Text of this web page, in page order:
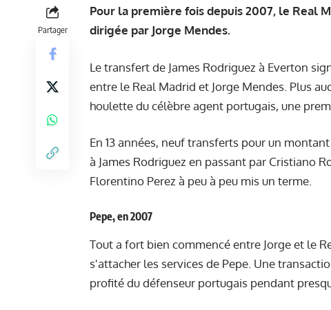
Partager
Pour la première fois depuis 2007, le Real
dirigée par Jorge Mendes.
Le transfert de James Rodriguez à Everton
entre le Real Madrid et Jorge Mendes. Plus
houlette du célèbre agent portugais, une
En 13 années, neuf transferts pour un
à James Rodriguez en passant par Cristiano
Florentino Perez à peu à peu mis un terme.
Pepe, en 2007
Tout a fort bien commencé entre Jorge et le
s'attacher les services de Pepe. Une
profité du défenseur portugais pendant